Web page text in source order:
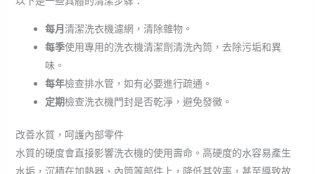
每月清潔洗衣機濾網，清除雜物。
每季使用專用的洗衣機清潔劑清洗內筒，去除污垢和異
味。
每年檢查排水管，如有必要進行疏通。
定期檢查洗衣機門封是否乾淨，避免發黴。
改善水質，呵護內部零件
水質的硬度會直接影響洗衣機的使用壽命。高硬度的水容易產生
水垢，沉積在加熱器、內筒等部件上，降低其效率，甚至導致故